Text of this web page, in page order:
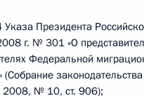
Указа Президента
г. № 301 «О
Федеральной
(Собрание
№ 10, ст. 906);